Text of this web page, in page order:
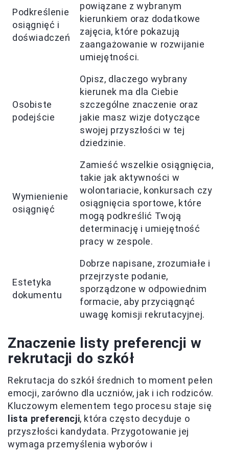
Podkreślenie
osiągnięć i
doświadczeń
powiązane z wybranym
kierunkiem oraz dodatkowe
zajęcia, które pokazują
zaangażowanie w rozwijanie
umiejętności.
Osobiste
podejście
Opisz, dlaczego wybrany
kierunek ma dla Ciebie
szczególne znaczenie oraz
jakie masz wizje dotyczące
swojej przyszłości w tej
dziedzinie.
Wymienienie
osiągnięć
Zamieść wszelkie osiągnięcia,
takie jak aktywności w
wolontariacie, konkursach czy
osiągnięcia sportowe, które
mogą podkreślić Twoją
determinację i umiejętność
pracy w zespole.
Estetyka
dokumentu
Dobrze napisane, zrozumiałe i
przejrzyste podanie,
sporządzone w odpowiednim
formacie, aby przyciągnąć
uwagę komisji rekrutacyjnej.
Znaczenie listy preferencji w
rekrutacji do szkół
Rekrutacja do szkół średnich to moment pełen
emocji, zarówno dla uczniów, jak i ich rodziców.
Kluczowym elementem tego procesu staje się
lista preferencji, która często decyduje o
przyszłości kandydata. Przygotowanie jej
wymaga przemyślenia wyborów i